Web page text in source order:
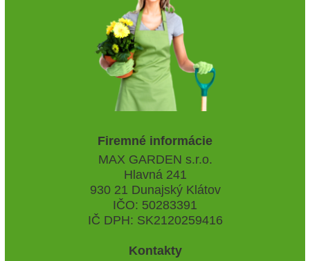
Firemné informácie
MAX GARDEN s.r.o.
Hlavná 241
930 21 Dunajský Klátov
IČO: 50283391
IČ DPH: SK2120259416
Kontakty